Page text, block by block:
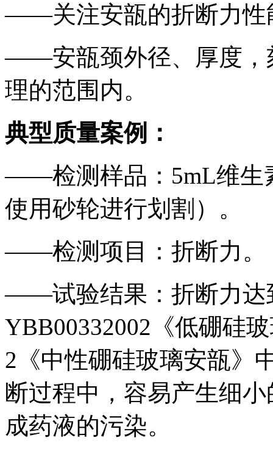
——关注安瓿的折断力性
——安瓿颈外径、厚度，
理的范围内。
典型质量案例：
——检测样品：5mL维生
使用砂轮进行划割）。
——检测项目：折断力。
——试验结果：折断力达
YBB00332002《低硼硅
2《中性硼硅玻璃安瓿》
断过程中，容易产生细
成药液的污染。